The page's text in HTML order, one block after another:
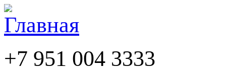
+7 951 004 3333